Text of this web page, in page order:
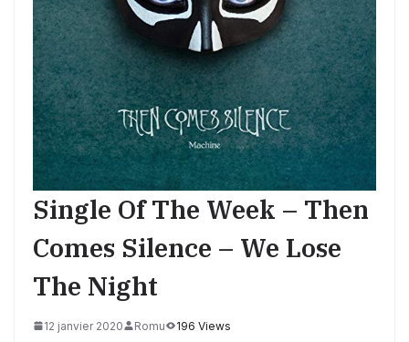
Single Of The Week – Then
Comes Silence – We Lose
The Night
12 janvier 2020 Romu 196 Views